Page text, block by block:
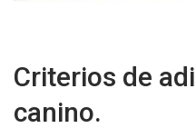
Criterios de
canino.